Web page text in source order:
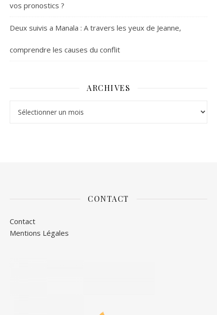
vos pronostics ?
Deux suivis a Manala : A travers les yeux de Jeanne,
comprendre les causes du conflit
ARCHIVES
CONTACT
Contact
Mentions Légales